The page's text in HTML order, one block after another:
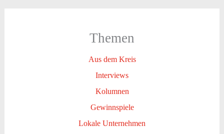
Themen
Aus dem Kreis
Interviews
Kolumnen
Gewinnspiele
Lokale Unternehmen